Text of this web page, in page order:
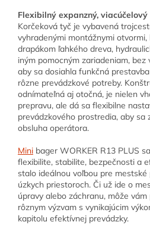
Flexibilný expanzný, viacúčelový
Korčeková tyč je vybavená
vyhradenými montážnymi
drapákom ľahkého dreva,
iným pomocným zariadeniam, bez
aby sa dosiahla funkčná
rôzne prevádzkové potreby.
odnímateľná aj otočná, je nielen
prepravu, ale dá sa flexibilne
prevádzkového prostredia, aby sa
obsluha operátora.
Mini bager WORKER R13 PLUS
flexibilite, stabilite, bezpečnosti a
stalo ideálnou voľbou pre
úzkych priestoroch. Či už ide o
úpravy alebo záchranu, môže
rôznym výzvam s vynikajúcim
kapitolu efektívnej prevádzky.